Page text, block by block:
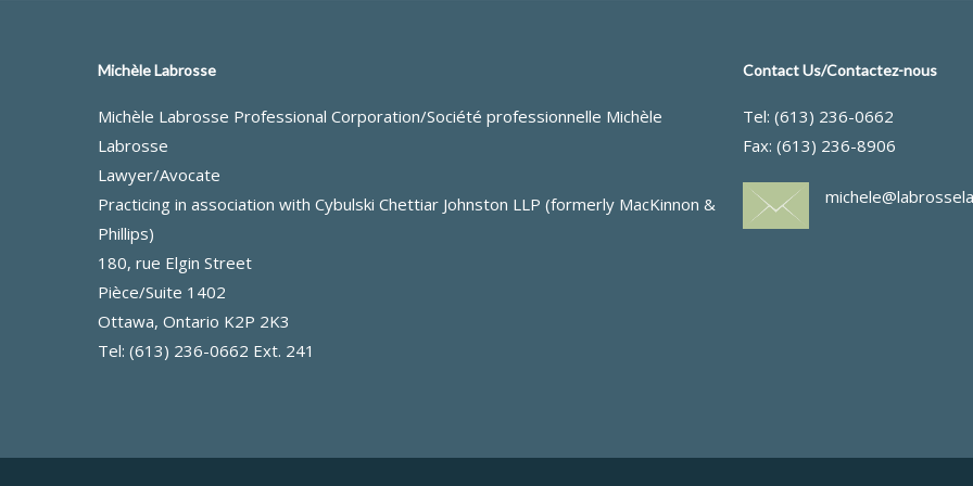
Michèle Labrosse
Michèle Labrosse Professional Corporation/Société professionnelle Michèle
Labrosse
Lawyer/Avocate
Practicing in association with Cybulski Chettiar Johnston LLP (formerly MacKinnon &
Phillips)
180, rue Elgin Street
Pièce/Suite 1402
Ottawa, Ontario K2P 2K3
Tel: (613) 236-0662 Ext. 241
Contact Us/Contactez-nous
Tel: (613) 236-0662
Fax: (613) 236-8906